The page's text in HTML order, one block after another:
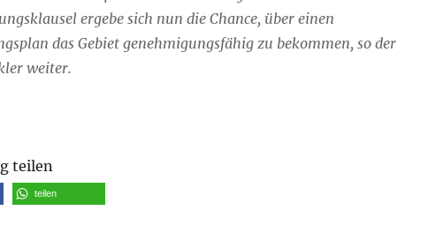
ergebe sich nun die Chance, über einen
das Gebiet genehmigungsfähig zu bekommen, so der
weiter.
teilen
teilen